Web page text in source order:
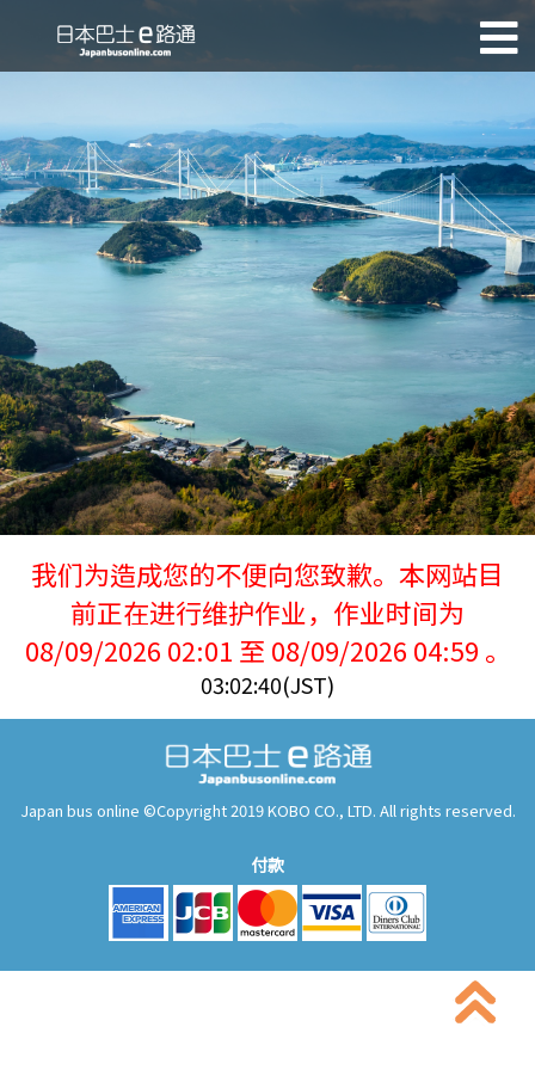
我们为造成您的不便向您致歉。本网站目
前正在进行维护作业，作业时间为
08/09/2026 02:01 至 08/09/2026 04:59 。
03:02:40(JST)
Japan bus online ©Copyright 2019 KOBO CO., LTD. All rights reserved.
付款